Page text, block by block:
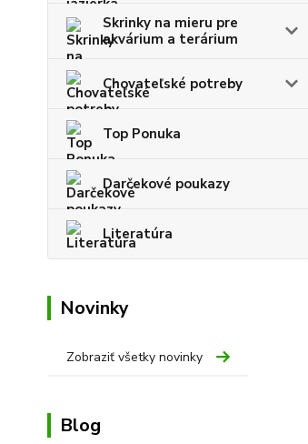
Skrinky na mieru pre
akvárium a terárium
Chovateľské potreby
Top Ponuka
Darčekové poukazy
Literatúra
Novinky
Zobraziť všetky novinky
Blog